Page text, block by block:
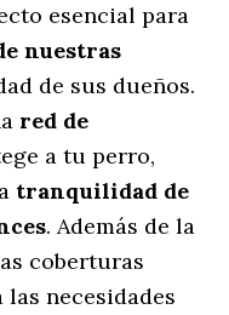
esencial para
nuestras
de sus dueños.
red de
a tu perro,
tranquilidad de
. Además de la
coberturas
las necesidades